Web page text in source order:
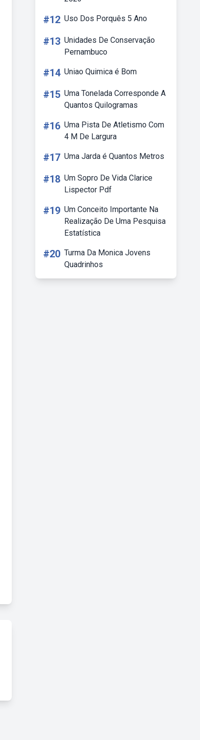
#12 Uso Dos Porquês 5 Ano
#13 Unidades De Conservação
Pernambuco
#14 Uniao Quimica é Bom
#15 Uma Tonelada Corresponde A
Quantos Quilogramas
#16 Uma Pista De Atletismo Com
4 M De Largura
#17 Uma Jarda é Quantos Metros
#18 Um Sopro De Vida Clarice
Lispector Pdf
#19 Um Conceito Importante Na
Realização De Uma Pesquisa
Estatística
#20 Turma Da Monica Jovens
Quadrinhos